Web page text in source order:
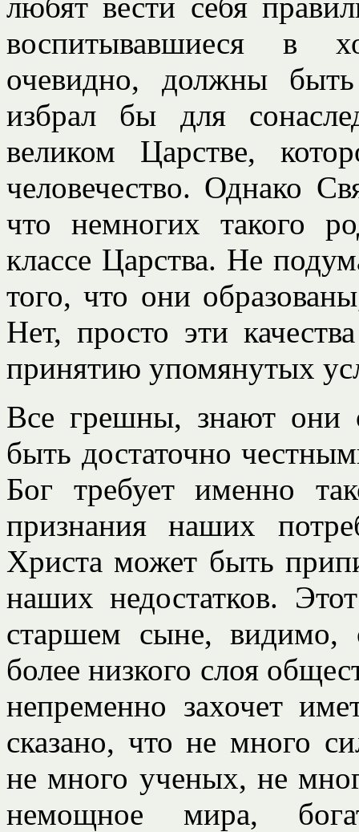
воспитывавшиеся в
очевидно, должны
избрал бы для
великом Царстве,
человечество. Однако
что немногих такого
классе Царства. Не
того, что они
Нет, просто эти
принятию упомянутых
Все грешны, знают они
быть достаточно
Бог требует именно
признания наших
Христа может быть
наших недостатков.
старшем сыне, видимо,
более низкого слоя
непременно захочет
сказано, что не много
не много ученых, не
немощное мира,